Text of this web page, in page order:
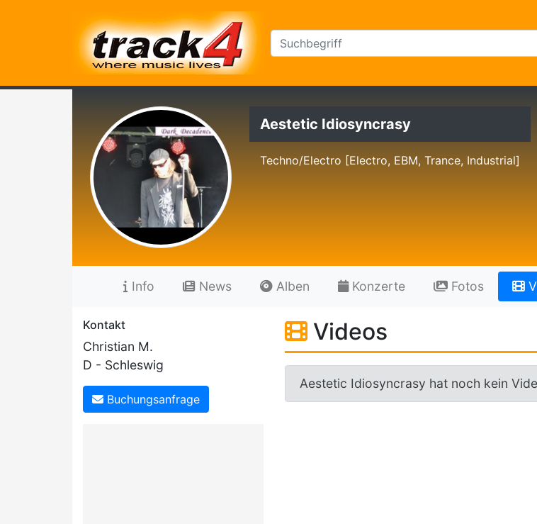
Aestetic Idiosyncrasy
Techno/Electro [Electro, EBM, Trance, Industrial]
Info News Alben Konzerte Fotos
Kontakt
Christian M.
D - Schleswig
Buchungsanfrage
Videos
Aestetic Idiosyncrasy hat noch kein